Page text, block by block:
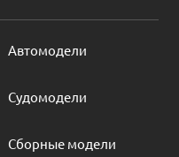
Автомодели
Судомодели
Сборные модели